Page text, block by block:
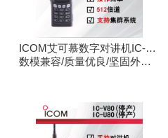
ICOM艾可慕数字对讲机IC-
F3161D IC-F4161D
数模兼容/质量优良/坚固外观/